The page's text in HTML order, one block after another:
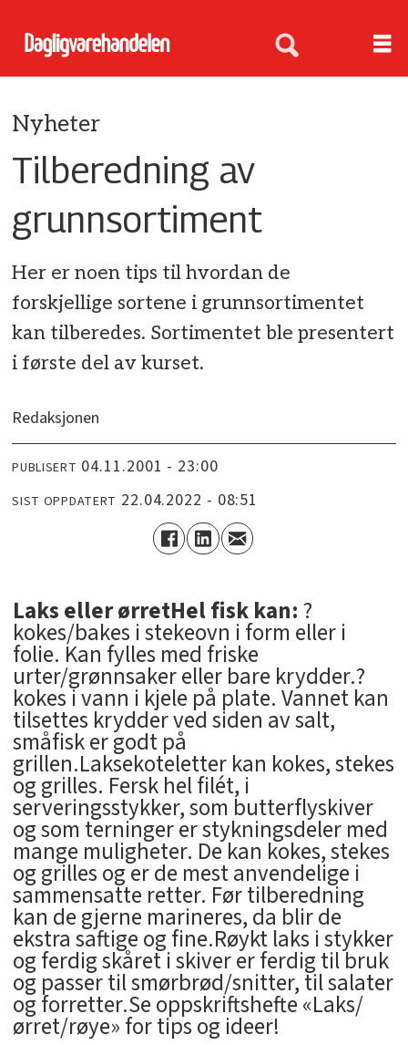
Nyheter
Tilberedning av
grunnsortiment
Her er noen tips til hvordan de
forskjellige sortene i grunnsortimentet
kan tilberedes. Sortimentet ble presentert
i første del av kurset.
Redaksjonen
PUBLISERT 04.11.2001 - 23:00
SIST OPPDATERT 22.04.2022 - 08:51
Laks eller ørretHel fisk kan:?
kokes/bakes i stekeovn i form eller i
folie. Kan fylles med friske
urter/grønnsaker eller bare krydder.?
kokes i vann i kjele på plate. Vannet kan
tilsettes krydder ved siden av salt,
småfisk er godt på
grillen.Laksekoteletter kan kokes, stekes
og grilles. Fersk hel filét, i
serveringsstykker, som butterflyskiver
og som terninger er stykningsdeler med
mange muligheter. De kan kokes, stekes
og grilles og er de mest anvendelige i
sammensatte retter. Før tilberedning
kan de gjerne marineres, da blir de
ekstra saftige og fine.Røykt laks i stykker
og ferdig skåret i skiver er ferdig til bruk
og passer til smørbrød/snitter, til salater
og forretter.Se oppskriftshefte «Laks/
ørret/røye» for tips og ideer!